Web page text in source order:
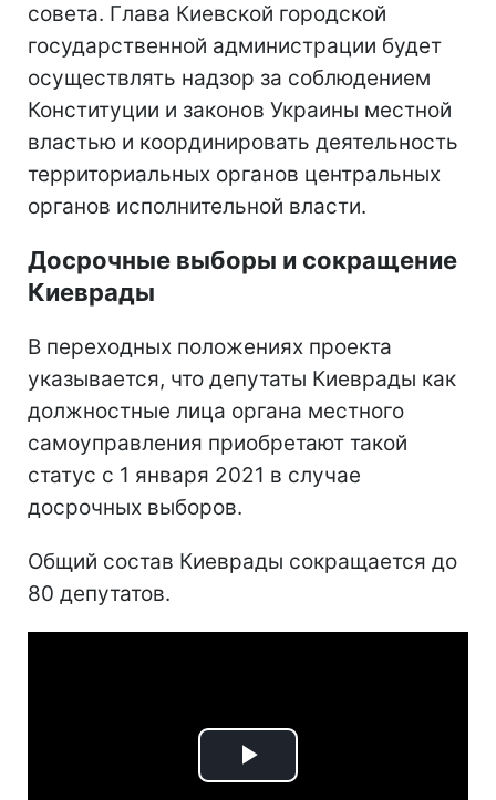
совета. Глава Киевской городской
государственной администрации будет
осуществлять надзор за соблюдением
Конституции и законов Украины местной
властью и координировать деятельность
территориальных органов центральных
органов исполнительной власти.
Досрочные выборы и сокращение
Киеврады
В переходных положениях проекта
указывается, что депутаты Киеврады как
должностные лица органа местного
самоуправления приобретают такой
статус с 1 января 2021 в случае
досрочных выборов.
Общий состав Киеврады сокращается до
80 депутатов.
Play